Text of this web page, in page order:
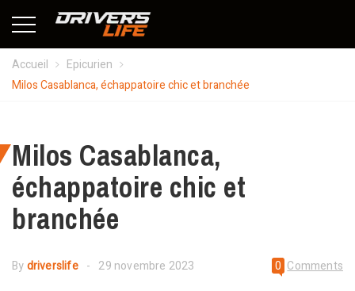
Accueil
Epicurien
Milos Casablanca, échappatoire chic et branchée
Milos Casablanca,
échappatoire chic et
branchée
Bydriverslife 29 novembre 2023 0 Comments